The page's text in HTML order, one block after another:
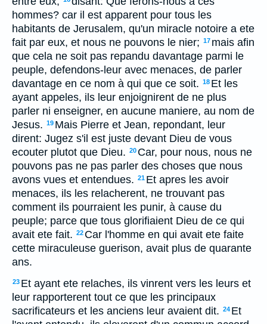
hommes? car il est apparent pour tous les
habitants de Jerusalem, qu'un miracle notoire a ete
fait par eux, et nous ne pouvons le nier; 17 mais afin
que cela ne soit pas repandu davantage parmi le
peuple, defendons-leur avec menaces, de parler
davantage en ce nom à qui que ce soit. 18 Et les
ayant appeles, ils leur enjoignirent de ne plus
parler ni enseigner, en aucune maniere, au nom de
Jesus. 19 Mais Pierre et Jean, repondant, leur
dirent: Jugez s'il est juste devant Dieu de vous
ecouter plutot que Dieu. 20 Car, pour nous, nous ne
pouvons pas ne pas parler des choses que nous
avons vues et entendues. 21 Et apres les avoir
menaces, ils les relacherent, ne trouvant pas
comment ils pourraient les punir, à cause du
peuple; parce que tous glorifiaient Dieu de ce qui
avait ete fait. 22 Car l'homme en qui avait ete faite
cette miraculeuse guerison, avait plus de quarante
ans.
23 Et ayant ete relaches, ils vinrent vers les leurs et
leur rapporterent tout ce que les principaux
sacrificateurs et les anciens leur avaient dit. 24 Et